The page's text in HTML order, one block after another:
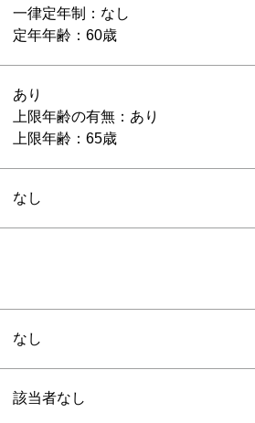
一律定年制：なし
定年年齢：60歳
あり
上限年齢の有無：あり
上限年齢：65歳
なし
なし
該当者なし